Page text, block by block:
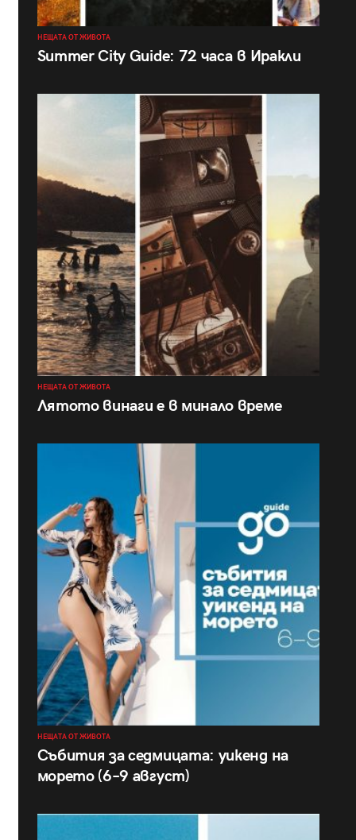
НЕЩАТА ОТ ЖИВОТА
Summer City Guide: 72 часа в Иракли
НЕЩАТА ОТ ЖИВОТА
Лятото винаги е в минало време
НЕЩАТА ОТ ЖИВОТА
Събития за седмицата: уикенд на
морето (6–9 август)